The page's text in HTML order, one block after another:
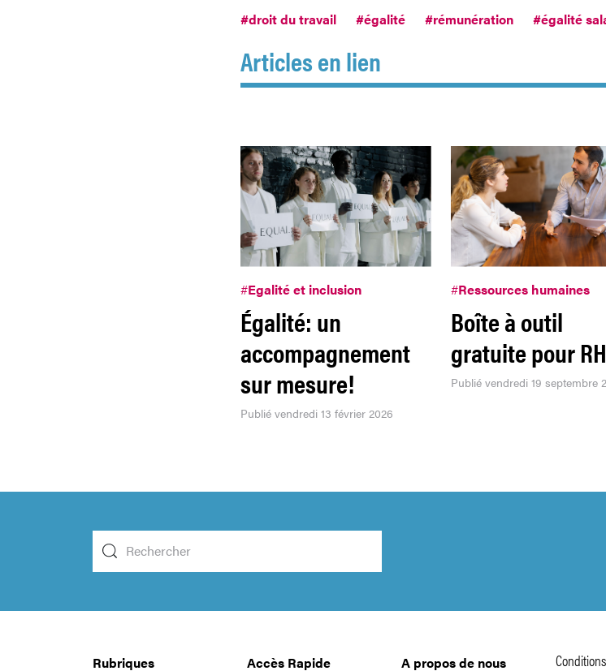
#droit du travail #égalité #rémunération #égalité
Articles en lien
#Egalité et inclusion
Égalité: un
accompagnement
sur mesure!
Publié vendredi 13 février 2026
#Ressources humaines
Boîte à outil
gratuite pour RH
Publié vendredi 19 septembre
Rubriques Accès Rapide A propos de nous